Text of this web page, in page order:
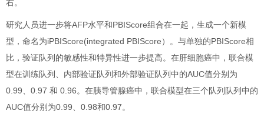
右。
研究人员进一步将AFP水平和PBIScore组合在一起，生成一个新模
型，命名为iPBIScore(integrated PBIScore）。与单独的PBIScore相
比，验证队列的敏感性和特异性进一步提高。在肝细胞癌中，联合模
型在训练队列、内部验证队列和外部验证队列中的AUC值分别为
0.99、0.97 和 0.96。在胰导管腺癌中，联合模型在三个队列队列中的
AUC值分别为0.99、0.98和0.97。